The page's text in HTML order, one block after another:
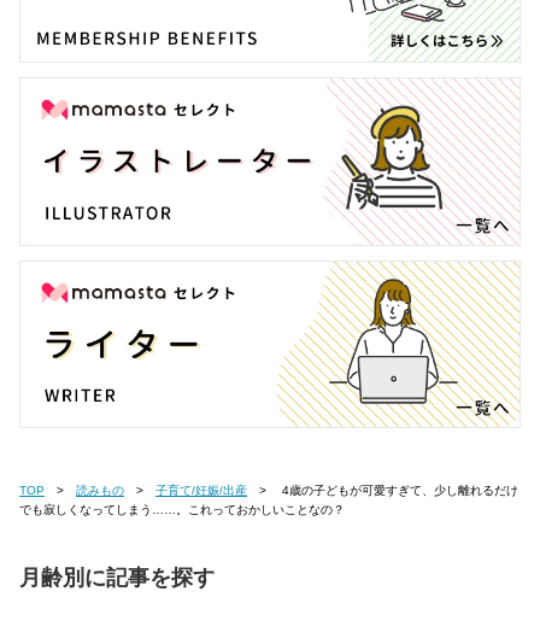
TOP 読みもの 子育て/妊娠/出産
でも寂しくなってしまう……。これっておかしいことなの？
月齢別に記事を探す